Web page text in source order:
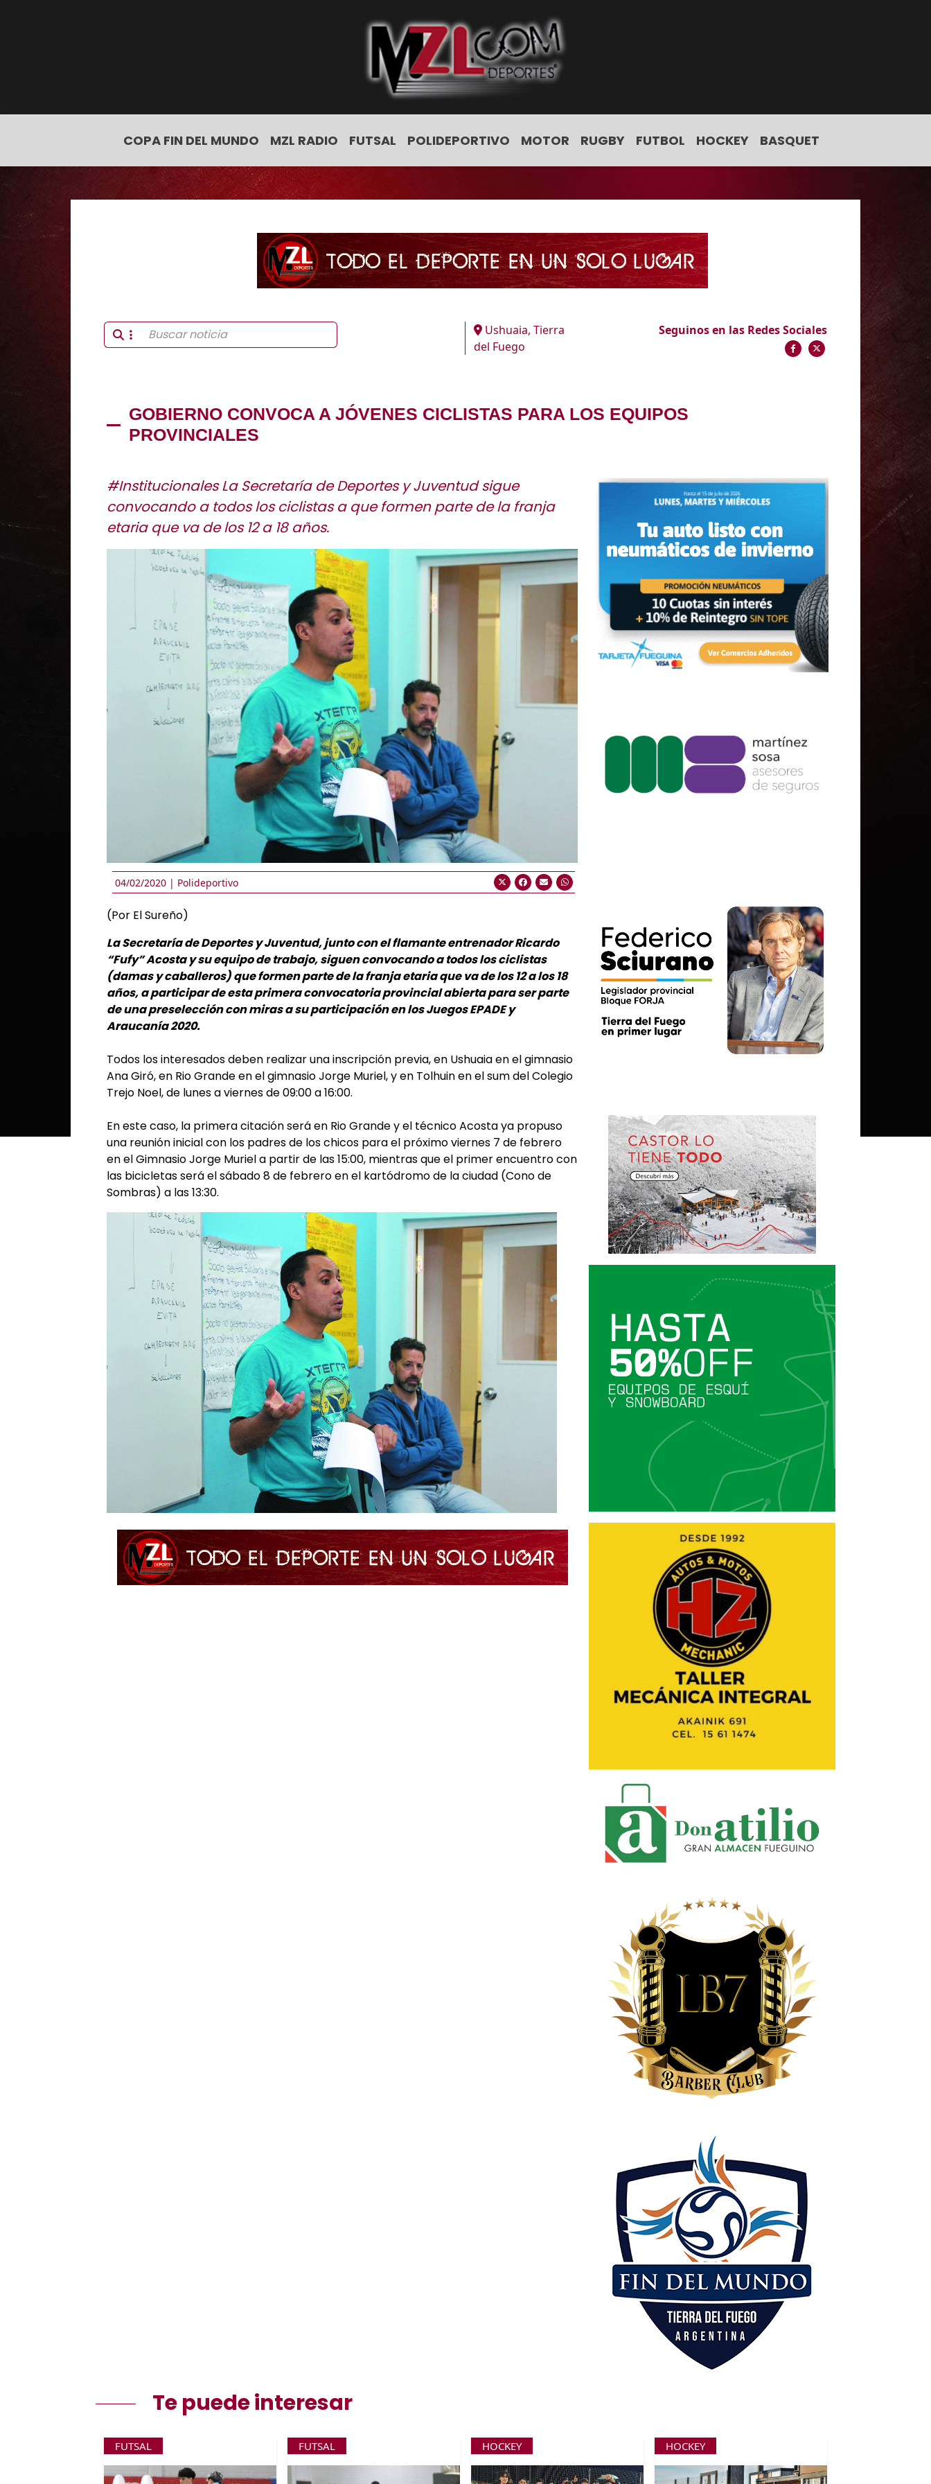
COPA FIN DEL MUNDO MZL RADIO FUTSAL POLIDEPORTIVO MOTOR RUGBY FUTBOL HOCKEY BASQUET
Ushuaia, Tierra
del Fuego
Seguinos en las Redes Sociales
GOBIERNO CONVOCA A JÓVENES CICLISTAS PARA LOS EQUIPOS
PROVINCIALES
#Institucionales La Secretaría de Deportes y Juventud sigue
convocando a todos los ciclistas a que formen parte de la franja
etaria que va de los 12 a 18 años.
04/02/2020 | Polideportivo
(Por El Sureño)
La Secretaría de Deportes y Juventud, junto con el flamante entrenador Ricardo
“Fufy” Acosta y su equipo de trabajo, siguen convocando a todos los ciclistas
(damas y caballeros) que formen parte de la franja etaria que va de los 12 a los 18
años, a participar de esta primera convocatoria provincial abierta para ser parte
de una preselección con miras a su participación en los Juegos EPADE y
Araucanía 2020.
Todos los interesados deben realizar una inscripción previa, en Ushuaia en el gimnasio
Ana Giró, en Rio Grande en el gimnasio Jorge Muriel, y en Tolhuin en el sum del Colegio
Trejo Noel, de lunes a viernes de 09:00 a 16:00.
En este caso, la primera citación será en Rio Grande y el técnico Acosta ya propuso
una reunión inicial con los padres de los chicos para el próximo viernes 7 de febrero
en el Gimnasio Jorge Muriel a partir de las 15:00, mientras que el primer encuentro con
las bicicletas será el sábado 8 de febrero en el kartódromo de la ciudad (Cono de
Sombras) a las 13:30.
Te puede interesar
FUTSAL FUTSAL HOCKEY HOCKEY